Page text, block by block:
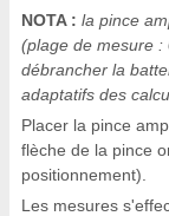
NOTA : la pince
(plage de mesure :
débrancher la
adaptatifs des
Placer la pince
flèche de la pince
positionnement).
Les mesures